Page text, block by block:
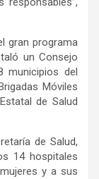
gran programa
un Consejo
municipios del
Móviles
de Salud
de Salud,
14 hospitales
y a sus